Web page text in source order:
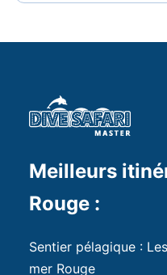
Meilleurs
Rouge :
Sentier pélagique :
mer Rouge